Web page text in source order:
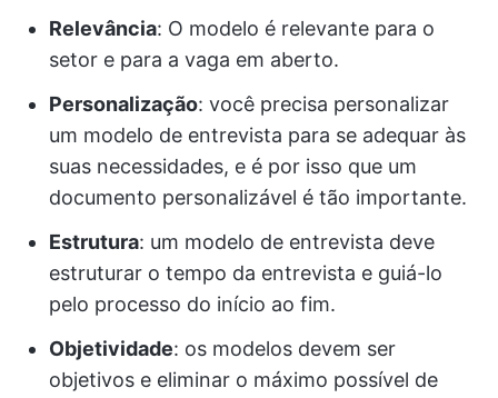
Relevância: O modelo é relevante para o
setor e para a vaga em aberto.
Personalização: você precisa personalizar
um modelo de entrevista para se adequar às
suas necessidades, e é por isso que um
documento personalizável é tão importante.
Estrutura: um modelo de entrevista deve
estruturar o tempo da entrevista e guiá-lo
pelo processo do início ao fim.
Objetividade: os modelos devem ser
objetivos e eliminar o máximo possível de